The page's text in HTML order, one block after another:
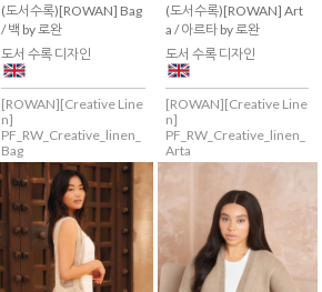
(도서수록)[ROWAN] Bag
/ 백 by 로완
도서 수록 디자인
[ROWAN][Creative Line
n]
PF_RW_Creative_linen_
Bag
(도서수록)[ROWAN] Art
a / 아르타 by 로완
도서 수록 디자인
[ROWAN][Creative Line
n]
PF_RW_Creative_linen_
Arta